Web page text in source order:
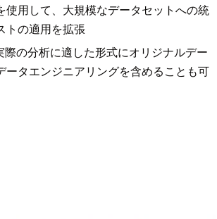
使用して、大規模なデータセットへの統
トの適用を拡張
際の分析に適した形式にオリジナルデー
ータエンジニアリングを含めることも可